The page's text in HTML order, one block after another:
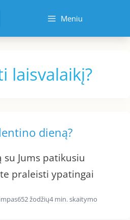
Meniu
laisvalaikį?
dieną?
su Jums patikusiu
praleisti ypatingai
652 žodžių4 min. skaitymo